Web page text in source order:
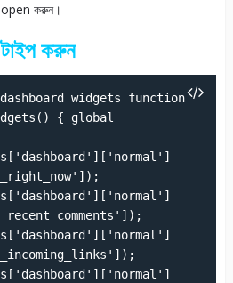
open করুন।
টাইপ করুন
widgets function
{ global